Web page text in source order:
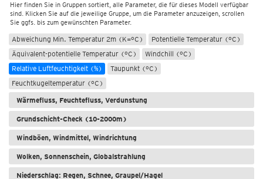
Hier finden Sie in Gruppen sortiert, alle Parameter, die für dieses Modell verfügbar
sind. Klicken Sie auf die jeweilige Gruppe, um die Parameter anzuzeigen, scrollen
Sie ggfs. bis zum gewünschten Parameter.
Max. Temperatur 2m, 12std (°C)
Min. Temperatur 2m, 12std (°C)
Abweichung Max. Temperatur 2m (K=°C)
Abweichung Min. Temperatur 2m (K=°C)
Potentielle Temperatur (°C)
Äquivalent-potentielle Temperatur (°C)
Windchill (°C)
Relative Luftfeuchtigkeit (%)
Taupunkt (°C)
Feuchtkugeltemperatur (°C)
Wärmefluss, Feuchtefluss, Verdunstung
Grundschicht-Check (10-2000m)
Windböen, Windmittel, Windrichtung
Wolken, Sonnenschein, Globalstrahlung
Niederschlag: Regen, Schnee, Graupel/Hagel